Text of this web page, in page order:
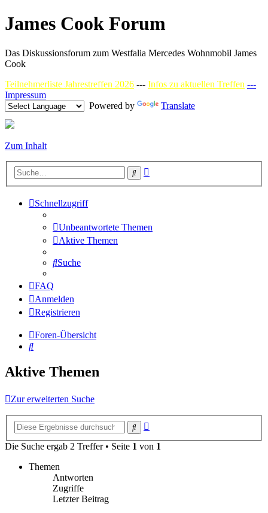
James Cook Forum
Das Diskussionsforum zum Westfalia Mercedes Wohnmobil James
Cook
Teilnehmerliste Jahrestreffen 2026 --- Infos zu aktuellen Treffen ---
Impressum
Powered by
Translate
Zum Inhalt
Suche
Schnellzugriff
Unbeantwortete Themen
Aktive Themen
Suche
FAQ
Anmelden
Registrieren
Foren-Übersicht
Suche
Aktive Themen
Zur erweiterten Suche
Suche
Die Suche ergab 2 Treffer • Seite 1 von 1
Themen
Antworten
Zugriffe
Letzter Beitrag